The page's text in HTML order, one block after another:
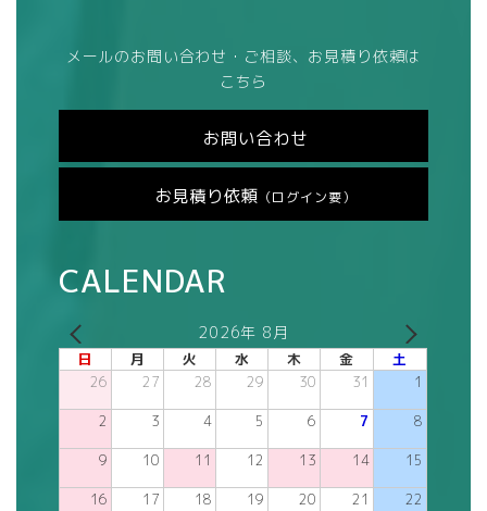
メールのお問い合わせ・ご相談、お見積り依頼は
こちら
お問い合わせ
お見積り依頼 （ログイン要）
CALENDAR
2026年 8月
日 月 火 水 木 金 土
26 27 28 29 30 31 1
2 3 4 5 6 7 8
9 10 11 12 13 14 15
16 17 18 19 20 21 22